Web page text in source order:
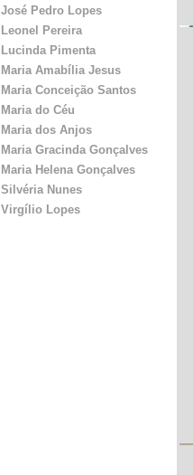
José Pedro Lopes
Leonel Pereira
Lucinda Pimenta
Maria Amabília Jesus
Maria Conceição Santos
Maria do Céu
Maria dos Anjos
Maria Gracinda Gonçalves
Maria Helena Gonçalves
Silvéria Nunes
Virgílio Lopes